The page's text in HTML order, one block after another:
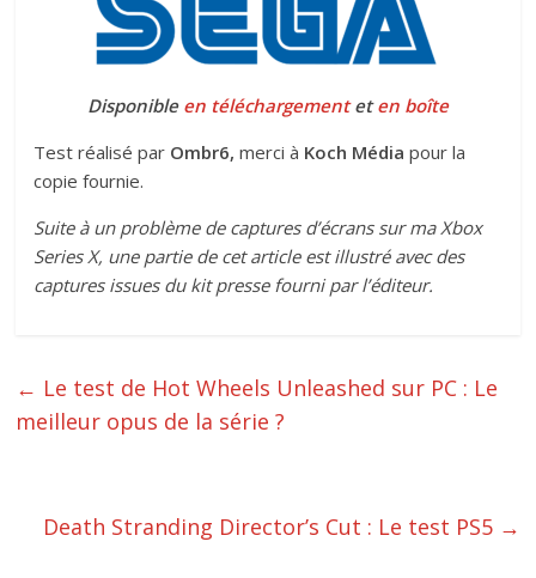
Disponible en téléchargement eten boîte
Test réalisé par Ombr6,merci à Koch Médiapour la
copie fournie.
Suite à un problème de captures d’écrans sur ma Xbox
Series X, une partie de cet article est illustré avec des
captures issues du kit presse fourni par l’éditeur.
← Le test de Hot Wheels Unleashed sur PC : Le
meilleur opus de la série ?
Death Stranding Director’s Cut : Le test PS5 →